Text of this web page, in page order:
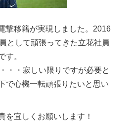
撃移籍が実現しました。2016
として頑張ってきた立花社員
す。
・・寂しい限りですが必要と
で心機一転頑張りたいと思い
を宜しくお願いします！